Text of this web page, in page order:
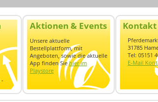
-
Aktionen & Events
Unsere aktuelle
Bestellplattform, mit
Angeboten, sowie die aktuelle
App finden Siehier im
Playstore
Kontakt
31785
Tel: 05151
E-Mail